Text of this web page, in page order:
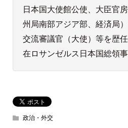
日本国大使館公使、大臣官
州局南部アジア部、経済局
交流審議官（大使）等を歴
在ロサンゼルス日本国総領事
政治・外交